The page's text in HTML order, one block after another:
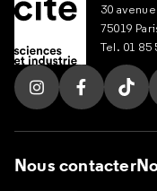
30
75019
Tel. 01 85
Suivez nous sur
Suivez
Nous contacter